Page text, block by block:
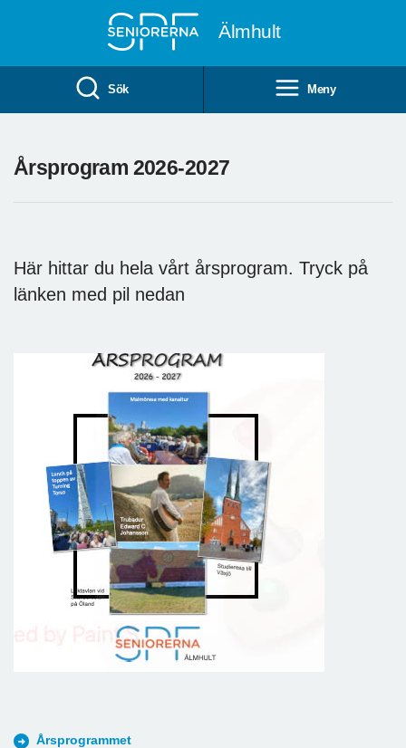
Älmhult
Sök Meny
Årsprogram 2026-2027
Här hittar du hela vårt årsprogram. Tryck på
länken med pil nedan
Årsprogrammet